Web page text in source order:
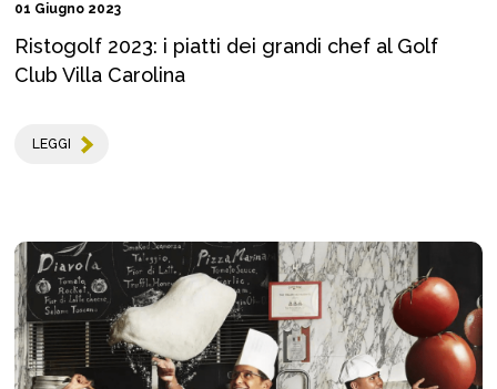
01 Giugno 2023
Ristogolf 2023: i piatti dei grandi chef al Golf
Club Villa Carolina
LEGGI